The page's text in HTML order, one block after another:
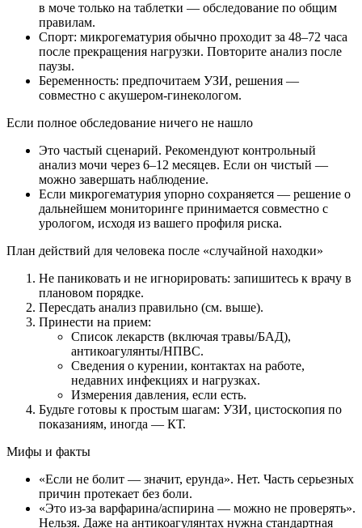
в моче только на таблетки — обследование по общим
правилам.
Спорт: микрогематурия обычно проходит за 48–72 часа
после прекращения нагрузки. Повторите анализ после
паузы.
Беременность: предпочитаем УЗИ, решения —
совместно с акушером‑гинекологом.
Если полное обследование ничего не нашло
Это частый сценарий. Рекомендуют контрольный
анализ мочи через 6–12 месяцев. Если он чистый —
можно завершать наблюдение.
Если микрогематурия упорно сохраняется — решение о
дальнейшем мониторинге принимается совместно с
урологом, исходя из вашего профиля риска.
План действий для человека после «случайной находки»
Не паниковать и не игнорировать: запишитесь к врачу в
плановом порядке.
Пересдать анализ правильно (см. выше).
Принести на прием:
Список лекарств (включая травы/БАД),
антикоагулянты/НПВС.
Сведения о курении, контактах на работе,
недавних инфекциях и нагрузках.
Измерения давления, если есть.
Будьте готовы к простым шагам: УЗИ, цистоскопия по
показаниям, иногда — КТ.
Мифы и факты
«Если не болит — значит, ерунда». Нет. Часть серьезных
причин протекает без боли.
«Это из‑за варфарина/аспирина — можно не проверять».
Нельзя. Даже на антикоагулянтах нужна стандартная